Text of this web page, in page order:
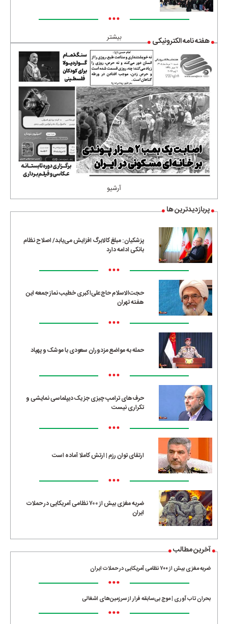
•••
بیشتر هفته نامه الکترونیکی
آرشیو
پربازدیدترین ها
پزشکیان: مبلغ کالابرگ افزایش می‌یابد/ اصلاح نظام
بانکی ادامه دارد
•••
حجت‌الاسلام حاج‌علی‌اکبری خطیب نماز جمعه این
هفته تهران
•••
حمله به مواضع مزدوران سعودی با موشک و پهپاد
•••
حرف‌های ترامپ چیزی جز یک دیپلماسی نمایشی و
تکراری نیست
•••
ارتقای توان رزم | ارتش کاملا آماده است
•••
ضربه مغزی بیش از ۷۰۰ نظامی آمریکایی در حملات
ایران
آخرین مطالب
ضربه مغزی بیش از ۷۰۰ نظامی آمریکایی در حملات ایران
•••
بحران تاب آوری | موج بی‌سابقه فرار از سرزمین‌های اشغالی
•••